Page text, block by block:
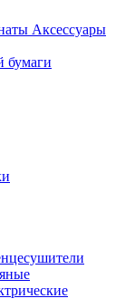
Аксессуары
бумаги